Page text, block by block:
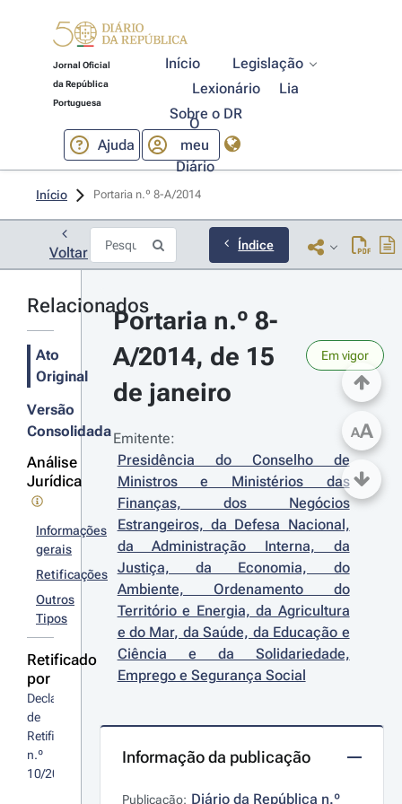
Jornal Oficial
da República
Portuguesa
Início
Legislação
Lexionário
Lia
Sobre o DR
Ajuda
O
meu
Diário
Início Portaria n.º 8-A/2014
Voltar Índice
Relacionados
Ato
Original
Versão
Consolidada
Análise
Jurídica
Informações
gerais
Retificações
Outros
Tipos
Retificado
por
Declaração
de
Retificação
n.º
10/2014
Portaria n.º 8-
A/2014, de 15
de janeiro
Em vigor
Emitente:
Presidência do Conselho de
Ministros e Ministérios das
Finanças, dos Negócios
Estrangeiros, da Defesa Nacional,
da Administração Interna, da
Justiça, da Economia, do
Ambiente, Ordenamento do
Território e Energia, da Agricultura
e do Mar, da Saúde, da Educação e
Ciência e da Solidariedade,
Emprego e Segurança Social
Informação da publicação
Publicação: Diário da República n.º
AA